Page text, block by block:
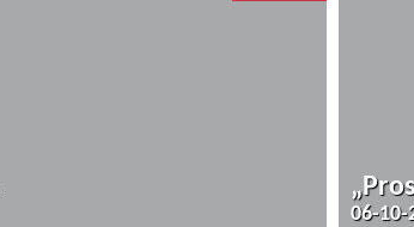
06-10-